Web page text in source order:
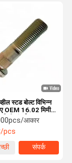
समाचार
स्टड बोल्ट विभिन्न
OEM 16.02 मिमी
लंबाईआकार
pcs
संपर्क